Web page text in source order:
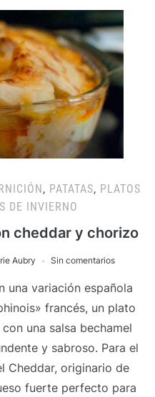
, PATATAS, PLATOS
DE INVIERNO
cheddar y chorizo
Aubry Sin comentarios
una variación española
francés, un plato
una salsa bechamel
y sabroso. Para el
Cheddar, originario de
fuerte perfecto para